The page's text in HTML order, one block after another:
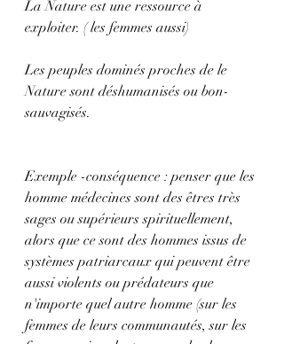
La Nature est une ressource à
exploiter. ( les femmes aussi)
Les peuples dominés proches de le
Nature sont déshumanisés ou bon-
sauvagisés.
Exemple -conséquence : penser que les
homme médecines sont des êtres très
sages ou supérieurs spirituellement,
alors que ce sont des hommes issus de
systèmes patriarcaux qui peuvent être
aussi violents ou prédateurs que
n'importe quel autre homme (sur les
femmes de leurs communautés, sur les